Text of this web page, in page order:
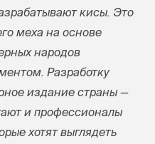
кисы. Это
меха на основе
народов
Разработку
издание страны —
и профессионалы
хотят выглядеть